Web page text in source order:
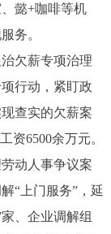
懿+咖啡等机
务。
欠薪专项治理
行动，紧盯政
查实的欠薪案
资6500余万元。
动人事争议案
“上门服务”，延
、企业调解组